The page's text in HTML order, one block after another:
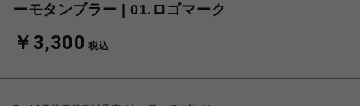
ーモタンブラー | 01.ロゴマーク
￥3,300 税込